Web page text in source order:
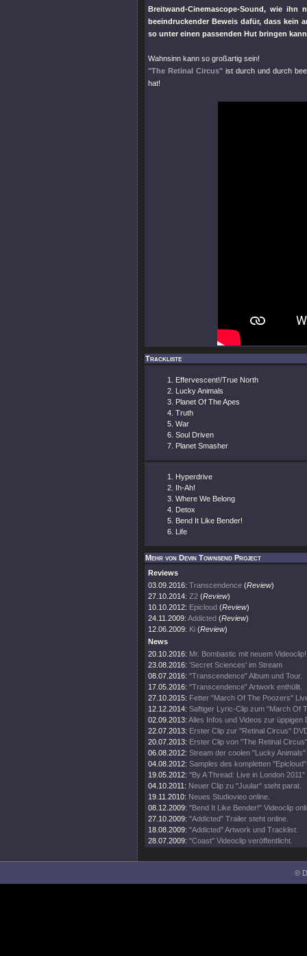
Breitwand-Cinemascope-Sound, wie
beeindruckender Beweis dafür, dass kein
so unter einen passenden Hut bringen
Wahnsinn kann so großartig sein!
"The Retinal Circus" ist durch und durch
hat!
Trackliste
Effervescent!/True North
Lucky Animals
Planet Of The Apes
Truth
War
Soul Driven
Planet Smasher
Hyperdrive
Ih-Ah!
Where We Belong
Detox
Bend It Like Bender!
Life
Mehr von Devin Townsend Project
Reviews
03.09.2016: Transcendence (Review)
27.10.2014: Z2 (Review)
10.10.2012: Epicloud (Review)
24.11.2009: Addicted (Review)
12.06.2009: Ki (Review)
News
20.10.2016: Mr. Bombastic mit neuem Videoclip!
23.08.2016: 'Secret Sciences' im Stream
08.07.2016: "Transcendence" Album und Tour.
17.05.2016: "Transcendence" Artwork enthüllt.
27.10.2015: Fetter "March Of The Poozers"
12.12.2014: Saftiger Lyric-Clip zum "March Of
02.09.2013: Alles Infos und Videos zur üppigen
22.07.2013: Erster Clip zur "Retinal Circus"
20.07.2013: Erster Clip von "The Retinal Circus"
06.08.2012: Stream der coolen "Lucky Animals"
04.08.2012: Samples des kompletten
19.05.2012: "By A Thread: Live in London
04.10.2011: Neuer Clip zu "Juular" steht parat.
19.11.2010: Neues Studiovieo online.
08.12.2009: "Bend It Like Bender!" Videoclip
27.10.2009: "Addicted" Trailer steht online.
18.08.2009: "Addicted" Artwork und Tracklist.
28.07.2009: "Coast" Videoclip veröffentlicht.
©